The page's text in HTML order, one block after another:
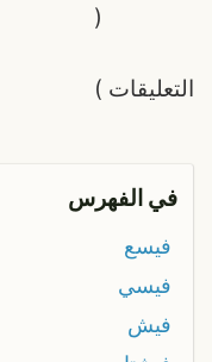
التعليقات
(
)
في الفهرس
فيسع
فيسي
فيش